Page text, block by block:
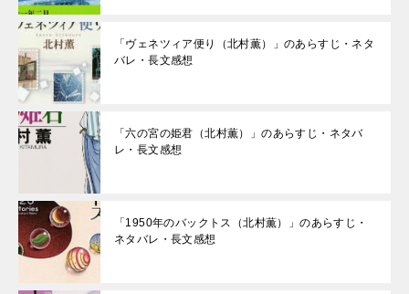
「ヴェネツィア便り（北村薫）」のあらすじ・ネタ
バレ・長文感想
「六の宮の姫君（北村薫）」のあらすじ・ネタバ
レ・長文感想
「1950年のバックトス（北村薫）」のあらすじ・
ネタバレ・長文感想